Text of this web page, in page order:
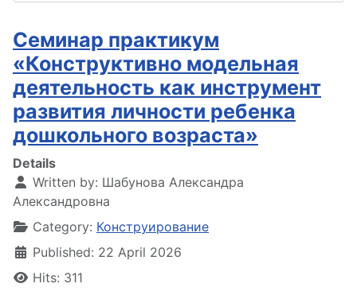
Семинар практикум
«Конструктивно модельная
деятельность как инструмент
развития личности ребенка
дошкольного возраста»
Details
Written by: Шабунова Александра
Александровна
Category: Конструирование
Published: 22 April 2026
Hits: 311